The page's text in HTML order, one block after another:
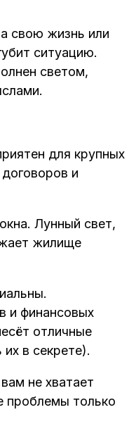
свою жизнь или
ситуацию.
светом,
для крупных
и
Лунный свет,
жилище
и финансовых
отличные
в секрете).
не хватает
проблемы только